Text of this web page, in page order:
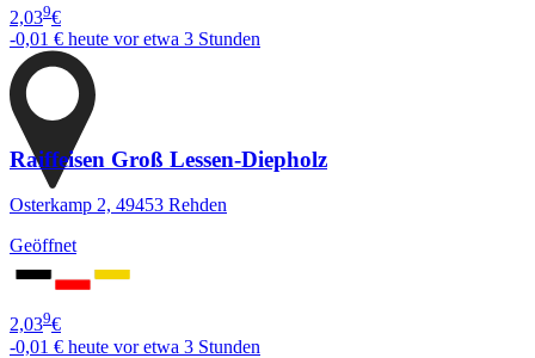
2,039€
-0,01 € heute vor etwa 3 Stunden
Raiffeisen Groß Lessen-Diepholz
Osterkamp 2, 49453 Rehden
Geöffnet
2,039€
-0,01 € heute vor etwa 3 Stunden